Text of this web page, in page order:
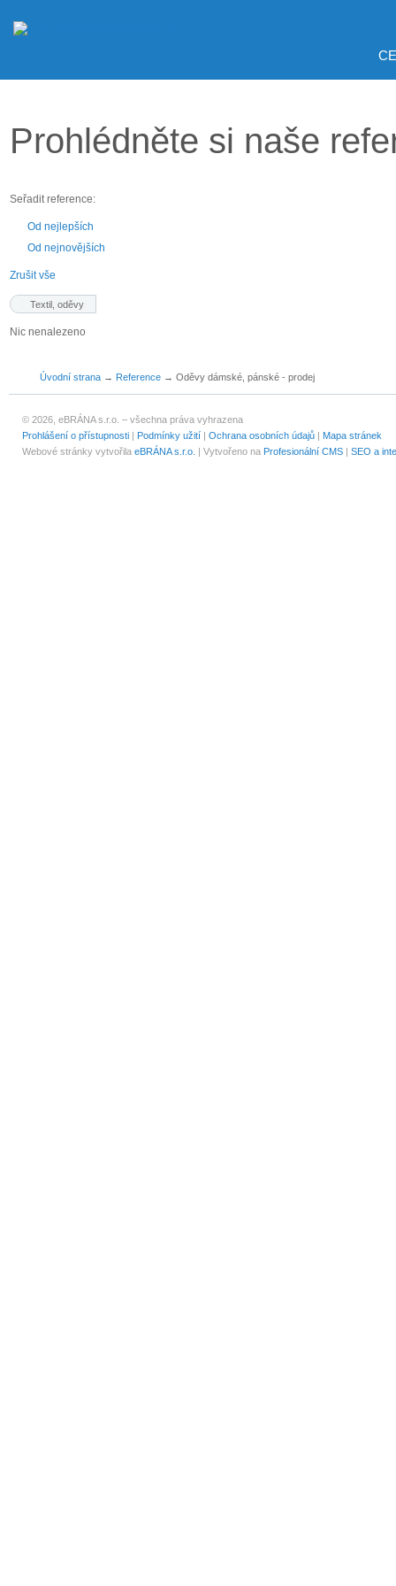
Prohlédněte si naše
Seřadit reference:
Od nejlepších
Od nejnovějších
Zrušit vše
Textil, oděvy
Nic nenalezeno
Úvodní strana → Reference → Oděvy dámské, pánské - prodej
© 2026, eBRÁNA s.r.o. – všechna práva vyhrazena
Prohlášení o přístupnosti | Podmínky užití | Ochrana osobních údajů | Mapa stránek
Webové stránky vytvořila eBRÁNA s.r.o. | Vytvořeno na Profesionální CMS | SEO a